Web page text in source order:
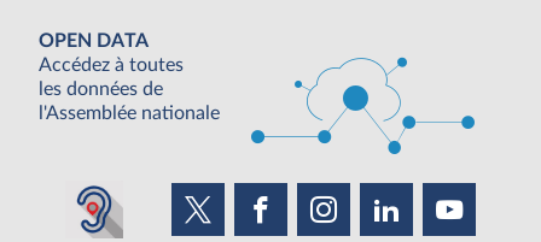
OPEN DATA
Accédez à toutes
les données de
l'Assemblée nationale